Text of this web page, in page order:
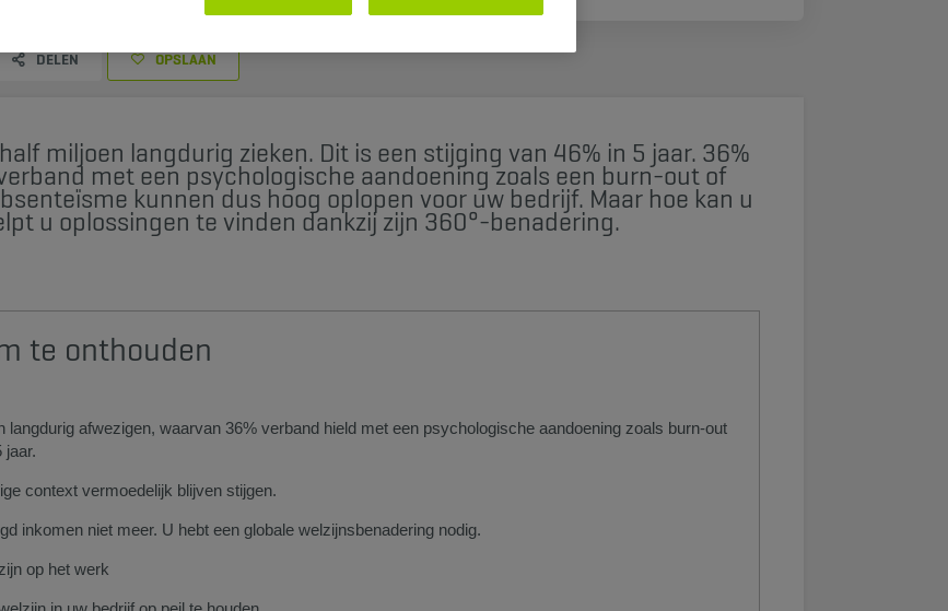
DELEN OPSLAAN
miljoen langdurig zieken. Dit is een stijging van 46% in 5 jaar. 36%
met een psychologische aandoening zoals een burn-out of
kunnen dus hoog oplopen voor uw bedrijf. Maar hoe kan u
u oplossingen te vinden dankzij zijn 360°-benadering.
te onthouden​​
langdurig afwezigen, waarvan 36% verband hield met een psychologische aandoening zoals burn-out
jaar.
context vermoedelijk blijven stijgen.
inkomen niet meer. U hebt een globale welzijnsbenadering nodig.
op het werk